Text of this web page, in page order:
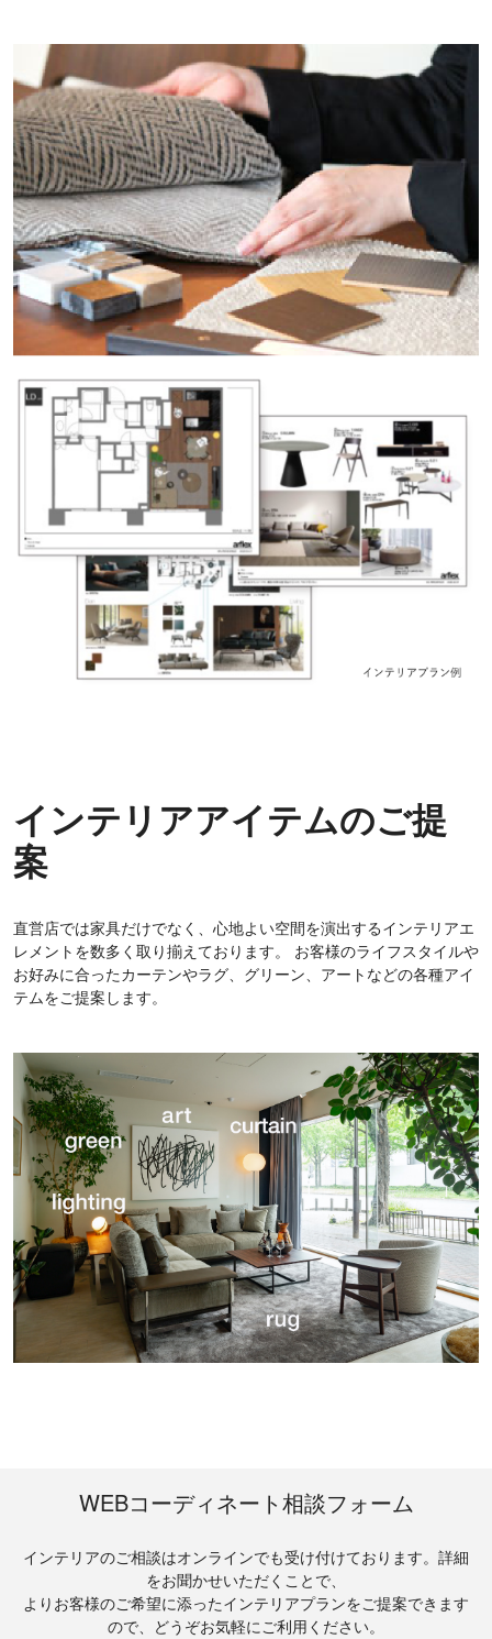
インテリアアイテムのご提
案
直営店では家具だけでなく、心地よい空間を演出するインテリアエ
レメントを数多く取り揃えております。 お客様のライフスタイルや
お好みに合ったカーテンやラグ、グリーン、アートなどの各種アイ
テムをご提案します。
WEBコーディネート相談フォーム
インテリアのご相談はオンラインでも受け付けております。詳細
をお聞かせいただくことで、
よりお客様のご希望に添ったインテリアプランをご提案できます
ので、どうぞお気軽にご利用ください。